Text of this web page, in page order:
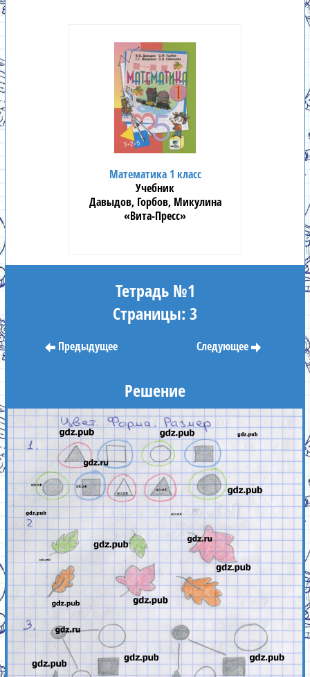
Математика 1 класс
Учебник
Давыдов, Горбов, Микулина
«Вита-Пресс»
Тетрадь №1
Страницы: 3
Предыдущее Следующее
Решение